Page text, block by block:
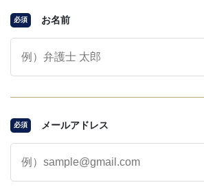
必須 お名前
必須 メールアドレス